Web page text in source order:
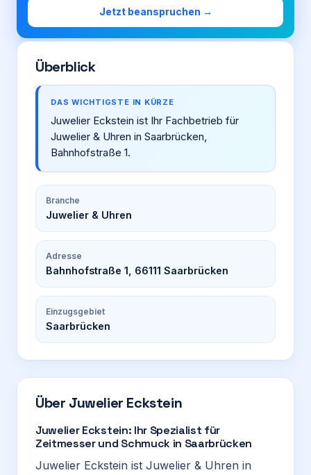
Jetzt beanspruchen →
Überblick
DAS WICHTIGSTE IN KÜRZE
Juwelier Eckstein ist Ihr Fachbetrieb für
Juwelier & Uhren in Saarbrücken,
Bahnhofstraße 1.
Branche
Juwelier & Uhren
Adresse
Bahnhofstraße 1, 66111 Saarbrücken
Einzugsgebiet
Saarbrücken
Über Juwelier Eckstein
Juwelier Eckstein: Ihr Spezialist für
Zeitmesser und Schmuck in Saarbrücken
Juwelier Eckstein ist Juwelier & Uhren in